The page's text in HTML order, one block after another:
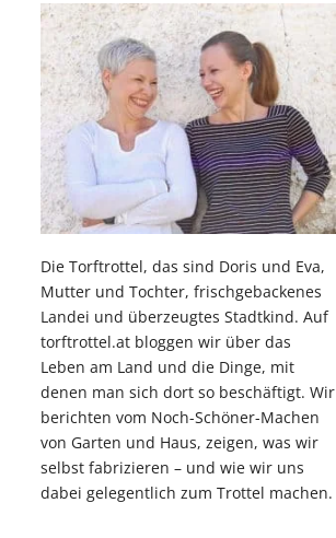
Die Torftrottel, das sind Doris und Eva,
Mutter und Tochter, frischgebackenes
Landei und überzeugtes Stadtkind. Auf
torftrottel.at bloggen wir über das
Leben am Land und die Dinge, mit
denen man sich dort so beschäftigt. Wir
berichten vom Noch-Schöner-Machen
von Garten und Haus, zeigen, was wir
selbst fabrizieren – und wie wir uns
dabei gelegentlich zum Trottel machen.